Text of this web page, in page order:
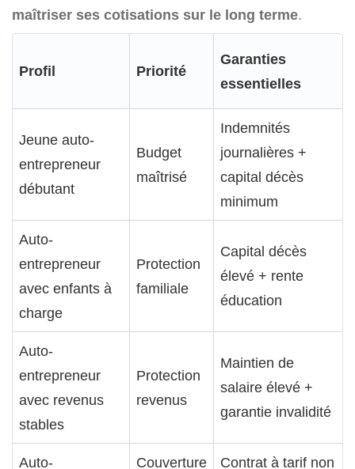
maîtriser ses cotisations sur le long terme.
Profil Priorité
Garanties
essentielles
Jeune auto-
entrepreneur
débutant
Budget
maîtrisé
Indemnités
journalières +
capital décès
minimum
Auto-
entrepreneur
avec enfants à
charge
Protection
familiale
Capital décès
élevé + rente
éducation
Auto-
entrepreneur
avec revenus
stables
Protection
revenus
Maintien de
salaire élevé +
garantie invalidité
Auto- Couverture Contrat à tarif non